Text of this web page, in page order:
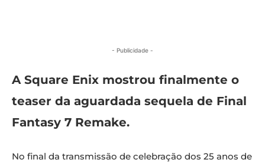
- Publicidade -
A Square Enix mostrou finalmente o
teaser da aguardada sequela de Final
Fantasy 7 Remake.
No final da transmissão de celebração dos 25 anos de